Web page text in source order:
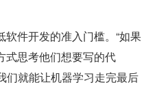
件开发的准入门槛。“如果
式思考他们想要写的代
们就能让机器学习走完最后